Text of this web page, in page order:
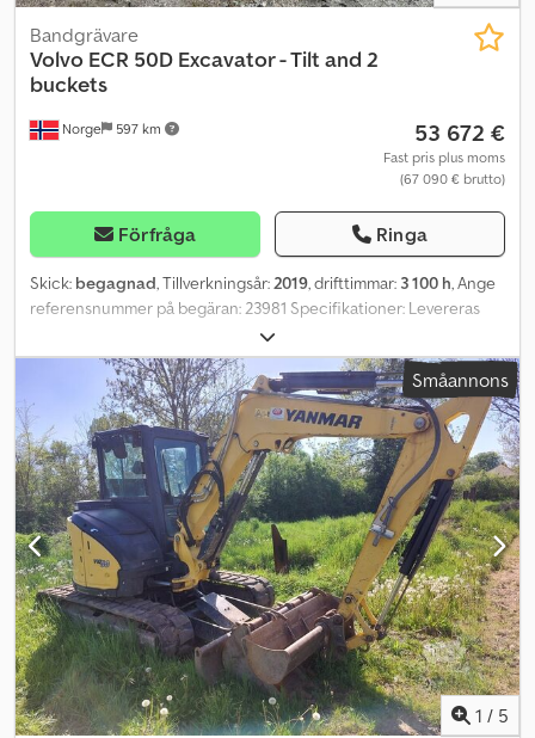
Norge 597 km
Bandgrävare
Volvo ECR 50D Excavator - Tilt and 2
buckets
53 672 €
Fast pris plus moms
(67 090 € brutto)
Förfråga Ringa
Skick: begagnad, Tillverkningsår: 2019, drifttimmar: 3 100 h, Ange
referensnummer på begäran: 23981 Specifikationer: Levereras
med certifikat Tillverkningsår: 2019 Drifttimmar: ca 3 100 Vikt: ca 5
010 kg Effekt: 31,2 kW Chassi: se bilder Gummiband Bandbredd: ca
40 cm Maskinbredd: ca 190 cm Grävskopa Smalt skopfäste S40
snabbfäste Steelwrist tiltrotator Planskopa Extra arbetsbelysning
Csdpjzrr E Tofx Ai Asrf Roterande varningslampa Radio/CD
Klimatanläggning Beskrivning: Volvo ECR50D bandgrävmaskin från
2019. Grävmaskinen levereras med grävskopa, smalt skopfäste
och Steelwrist tiltrotator. Den levereras med nytt certifikat. Kan
levereras omgående. Drifttimmar: 3100 Egenvikt: 5010 Bredd: 190
Kw: 31,2 CE-märkning: Ja Modell: ECR 50D Bandgrävmaskin -
Tiltrotator och 2 skopor = Ytterligare information = CE-märkning:
ja Kontakta ATS Norway för ytterligare information.
Småannons
1 / 5